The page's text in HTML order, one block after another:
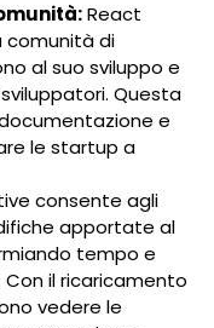
React
comunità di
al suo sviluppo e
Questa
e
le startup a
consente agli
apportate al
tempo e
il ricaricamento
vedere le